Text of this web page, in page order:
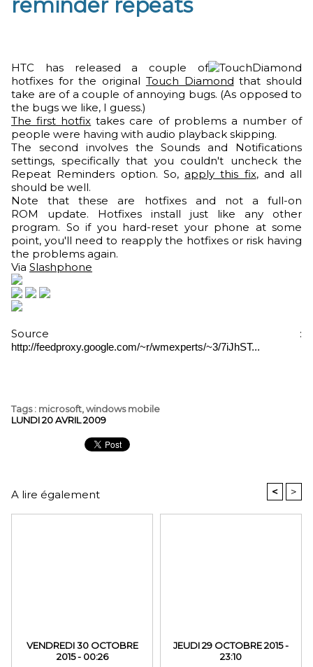
reminder repeats
HTC has released a couple of
hotfixes for the original Touch Diamond that should
take are of a couple of annoying bugs. (As opposed to
the bugs we like, I guess.)
The first hotfix takes care of problems a number of
people were having with audio playback skipping.
The second involves the Sounds and Notifications
settings, specifically that you couldn't uncheck the
Repeat Reminders option. So, apply this fix, and all
should be well.
Note that these are hotfixes and not a full-on
ROM update. Hotfixes install just like any other
program. So if you hard-reset your phone at some
point, you'll need to reapply the hotfixes or risk having
the problems again.
Via Slashphone
Source :
http://feedproxy.google.com/~r/wmexperts/~3/7iJhST...
Tags: microsoft,windows mobile
LUNDI 20 AVRIL 2009
A lire également < >
VENDREDI 30 OCTOBRE
2015 - 00:26
JEUDI 29 OCTOBRE 2015 -
23:10